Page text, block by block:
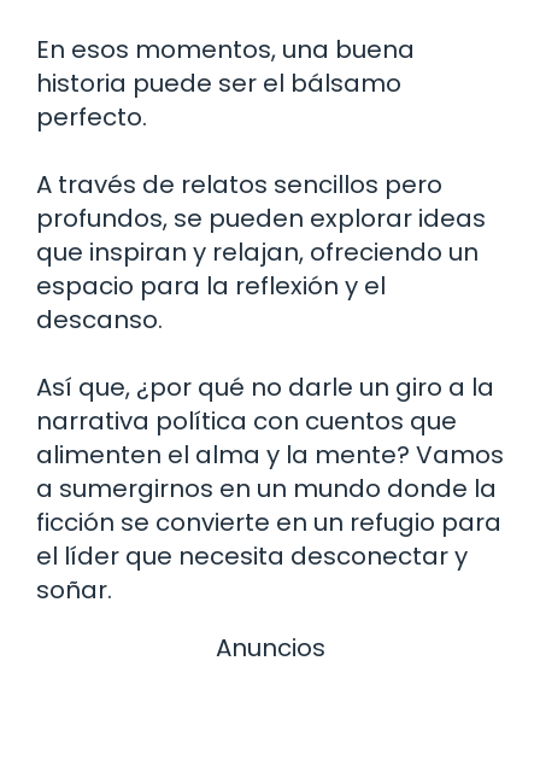
En esos momentos, una buena
historia puede ser el bálsamo
perfecto.
A través de relatos sencillos pero
profundos, se pueden explorar ideas
que inspiran y relajan, ofreciendo un
espacio para la reflexión y el
descanso.
Así que, ¿por qué no darle un giro a la
narrativa política con cuentos que
alimenten el alma y la mente? Vamos
a sumergirnos en un mundo donde la
ficción se convierte en un refugio para
el líder que necesita desconectar y
soñar.
Anuncios